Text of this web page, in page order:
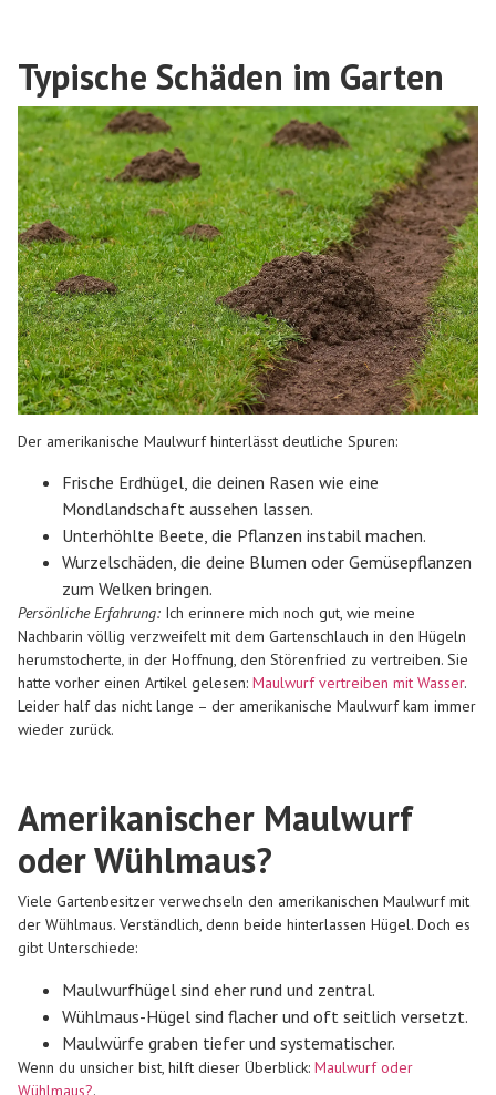
Typische Schäden im Garten
Der amerikanische Maulwurf hinterlässt deutliche Spuren:
Frische Erdhügel, die deinen Rasen wie eine
Mondlandschaft aussehen lassen.
Unterhöhlte Beete, die Pflanzen instabil machen.
Wurzelschäden, die deine Blumen oder Gemüsepflanzen
zum Welken bringen.
Persönliche Erfahrung: Ich erinnere mich noch gut, wie meine
Nachbarin völlig verzweifelt mit dem Gartenschlauch in den Hügeln
herumstocherte, in der Hoffnung, den Störenfried zu vertreiben. Sie
hatte vorher einen Artikel gelesen: Maulwurf vertreiben mit Wasser.
Leider half das nicht lange – der amerikanische Maulwurf kam immer
wieder zurück.
Amerikanischer Maulwurf
oder Wühlmaus?
Viele Gartenbesitzer verwechseln den amerikanischen Maulwurf mit
der Wühlmaus. Verständlich, denn beide hinterlassen Hügel. Doch es
gibt Unterschiede:
Maulwurfhügel sind eher rund und zentral.
Wühlmaus-Hügel sind flacher und oft seitlich versetzt.
Maulwürfe graben tiefer und systematischer.
Wenn du unsicher bist, hilft dieser Überblick: Maulwurf oder
Wühlmaus?.